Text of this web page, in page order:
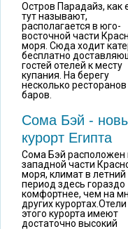
Остров Парадайз, как
тут называют,
располагается в юго-
восточной части
моря. Сюда ходит
бесплатно
гостей отелей к месту
купания. На берегу
несколько ресторанов
баров.
Сома Бэй -
курорт Египта
Сома Бэй расположен
западной части
моря, климат в летний
период здесь гораздо
комфортнее, чем на
других курортах.Отели
этого курорта имеют
достаточно высокий